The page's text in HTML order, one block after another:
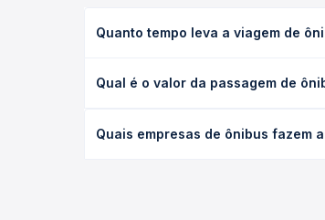
Quanto tempo leva a viagem de
(convencional, executivo ou leito) e
Qual é o valor da passagem de
empresa, o tipo de poltrona e a
Quais empresas de ônibus fazem